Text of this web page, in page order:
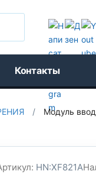
Контакты
/
Модуль
HN:XF821A